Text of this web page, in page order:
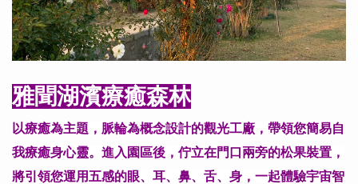
雅聞湖濱療癒森林
以療癒為主題，脈輪為概念設計的觀光工廠，帶領您簡易自
我療癒身心靈。進入園區後，佇立在門口兩旁的松果裝置，
將引領您運用五感的眼、耳、鼻、舌、身，一起體驗宇宙智